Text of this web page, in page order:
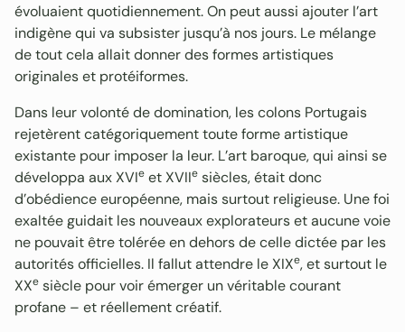
évoluaient quotidiennement. On peut aussi ajouter l’art
indigène qui va subsister jusqu’à nos jours. Le mélange
de tout cela allait donner des formes artistiques
originales et protéiformes.
Dans leur volonté de domination, les colons Portugais
rejetèrent catégoriquement toute forme artistique
existante pour imposer la leur. L’art baroque, qui ainsi se
développa aux XVIe et XVIIe siècles, était donc
d’obédience européenne, mais surtout religieuse. Une foi
exaltée guidait les nouveaux explorateurs et aucune voie
ne pouvait être tolérée en dehors de celle dictée par les
autorités officielles. Il fallut attendre le XIXe, et surtout le
XXe siècle pour voir émerger un véritable courant
profane – et réellement créatif.